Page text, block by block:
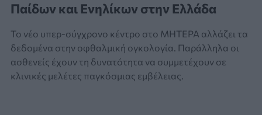
Παίδων και Ενηλίκων στην Ελλάδα
Το νέο υπερ-σύγχρονο κέντρο στο ΜΗΤΕΡΑ αλλάζει τα
δεδομένα στην οφθαλμική ογκολογία. Παράλληλα οι
ασθενείς έχουν τη δυνατότητα να συμμετέχουν σε
κλινικές μελέτες παγκόσμιας εμβέλειας.